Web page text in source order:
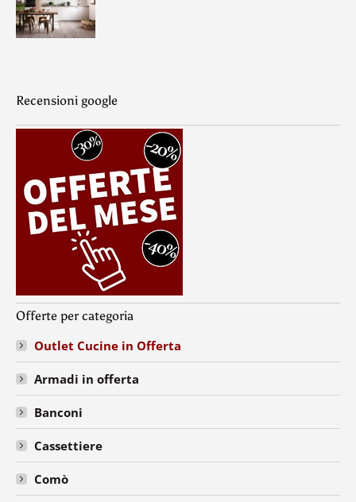
Recensioni google
Offerte per categoria
Outlet Cucine in Offerta
Armadi in offerta
Banconi
Cassettiere
Comò